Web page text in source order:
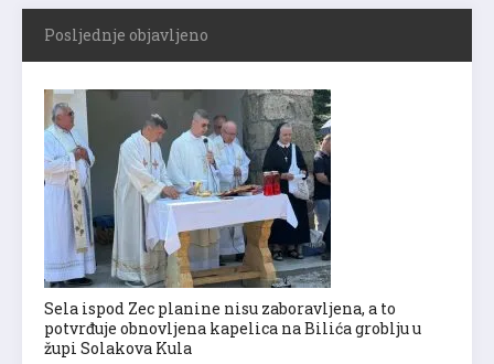
Posljednje objavljeno
Sela ispod Zec planine nisu zaboravljena, a to
potvrđuje obnovljena kapelica na Bilića groblju u
župi Solakova Kula